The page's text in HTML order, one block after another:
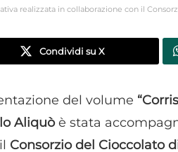
realizzata in collaborazione con il
Condividi su X
del volume
Aliquòè stata
Consorzio del Cioccolato